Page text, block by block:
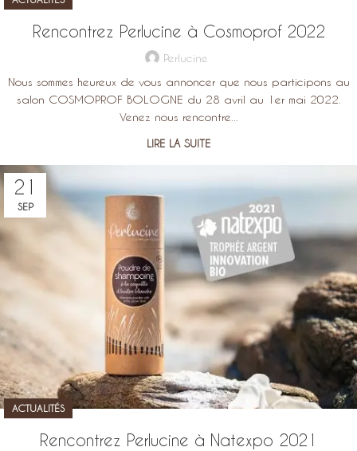
Rencontrez Perlucine à Cosmoprof 2022
Perlucine
Nous sommes heureux de vous annoncer que nous participons au
salon COSMOPROF BOLOGNE du 28 avril au 1er mai 2022.
Venez nous rencontre...
LIRE LA SUITE
21
SEP
ACTUALITÉS
Rencontrez Perlucine à Natexpo 2021